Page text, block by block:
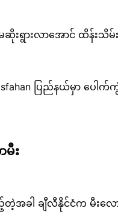
ဆိုးရွားလာအောင် ထိန်းသိမ်
ပြည်နယ်မှာ ပေ
မီး
အခါ ချီလီနိုင်ငံက မီးလေ